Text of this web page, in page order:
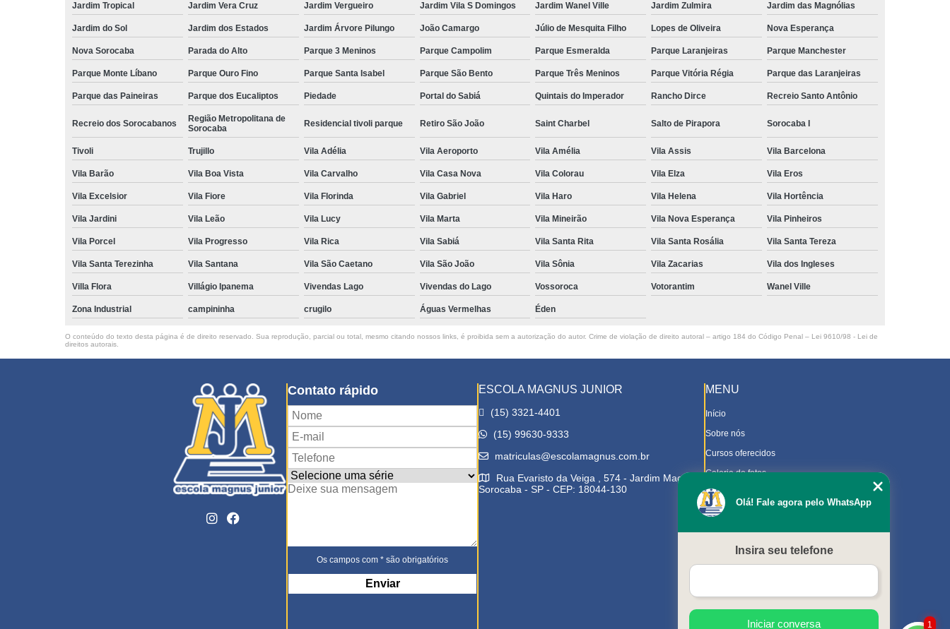
Jardim Tropical Jardim Vera Cruz Jardim Vergueiro Jardim Vila S Domingos Jardim Wanel Ville Jardim Zulmira Jardim das Magnólias
Jardim do Sol Jardim dos Estados Jardim Árvore Pilungo João Camargo Júlio de Mesquita Filho Lopes de Oliveira Nova Esperança
Nova Sorocaba Parada do Alto Parque 3 Meninos Parque Campolim Parque Esmeralda Parque Laranjeiras Parque Manchester
Parque Monte Líbano Parque Ouro Fino Parque Santa Isabel Parque São Bento Parque Três Meninos Parque Vitória Régia Parque das Laranjeiras
Parque das Paineiras Parque dos Eucaliptos Piedade Portal do Sabiá Quintais do Imperador Rancho Dirce Recreio Santo Antônio
Recreio dos Sorocabanos
Região Metropolitana de
Sorocaba
Residencial tivoli parque Retiro São João Saint Charbel Salto de Pirapora Sorocaba I
Tivoli Trujillo Vila Adélia Vila Aeroporto Vila Amélia Vila Assis Vila Barcelona
Vila Barão Vila Boa Vista Vila Carvalho Vila Casa Nova Vila Colorau Vila Elza Vila Eros
Vila Excelsior Vila Fiore Vila Florinda Vila Gabriel Vila Haro Vila Helena Vila Hortência
Vila Jardini Vila Leão Vila Lucy Vila Marta Vila Mineirão Vila Nova Esperança Vila Pinheiros
Vila Porcel Vila Progresso Vila Rica Vila Sabiá Vila Santa Rita Vila Santa Rosália Vila Santa Tereza
Vila Santa Terezinha Vila Santana Vila São Caetano Vila São João Vila Sônia Vila Zacarias Vila dos Ingleses
Villa Flora Villágio Ipanema Vivendas Lago Vivendas do Lago Vossoroca Votorantim Wanel Ville
Zona Industrial campininha crugilo Águas Vermelhas Éden
O conteúdo do texto desta página é de direito reservado. Sua reprodução, parcial ou total, mesmo citando nossos links, é proibida sem a autorização do autor. Crime de violação de direito autoral – artigo 184 do Código Penal – Lei 9610/98 - Lei de
direitos autorais
Contato rápido
Os campos com * são obrigatórios
ESCOLA MAGNUS JUNIOR
(15) 3321-4401
(15) 99630-9333
matriculas@escolamagnus.com.br
Rua Evaristo da Veiga , 574 - Jardim Magnolia
Sorocaba - SP - CEP: 18044-130
MENU
Início
Sobre nós
Cursos oferecidos
Galeria de fotos
Contato
Trabalhe Conosco
Downloads
1
Olá! Fale agora pelo WhatsApp
Insira seu telefone
Iniciar conversa